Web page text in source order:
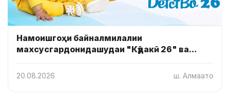
Намоишгоҳи байналмилалии
махсусгардонидашудаи "Кӯдакӣ 26" ва
20.08.2026 ш. Алмаато